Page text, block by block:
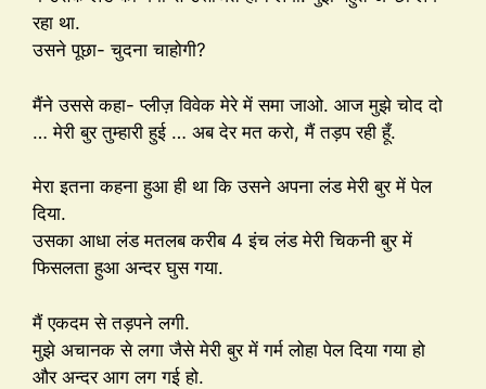
रहा था.
उसने पूछा- चुदना चाहोगी?
मैंने उससे कहा- प्लीज़ विवेक मेरे में समा जाओ. आज मुझे चोद दो
… मेरी बुर तुम्हारी हुई … अब देर मत करो, मैं तड़प रही हूँ.
मेरा इतना कहना हुआ ही था कि उसने अपना लंड मेरी बुर में पेल
दिया.
उसका आधा लंड मतलब करीब 4 इंच लंड मेरी चिकनी बुर में
फिसलता हुआ अन्दर घुस गया.
मैं एकदम से तड़पने लगी.
मुझे अचानक से लगा जैसे मेरी बुर में गर्म लोहा पेल दिया गया हो
और अन्दर आग लग गई हो.